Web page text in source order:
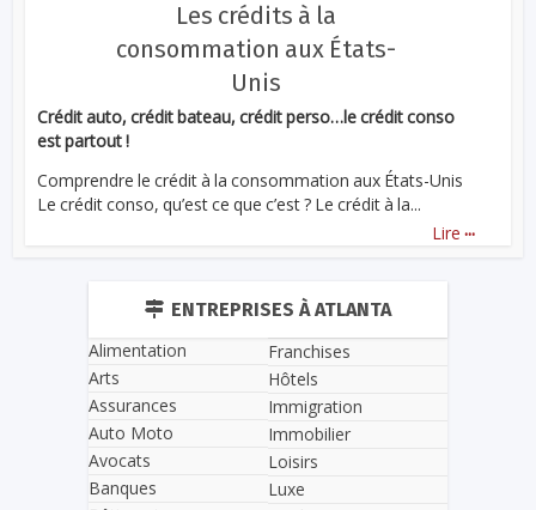
Les crédits à la
consommation aux États-
Unis
Crédit auto, crédit bateau, crédit perso…le crédit conso
est partout !
Comprendre le crédit à la consommation aux États-Unis
Le crédit conso, qu’est ce que c’est ? Le crédit à la...
Lire ...
ENTREPRISES À ATLANTA
Alimentation
Arts
Assurances
Auto Moto
Avocats
Banques
Franchises
Hôtels
Immigration
Immobilier
Loisirs
Luxe